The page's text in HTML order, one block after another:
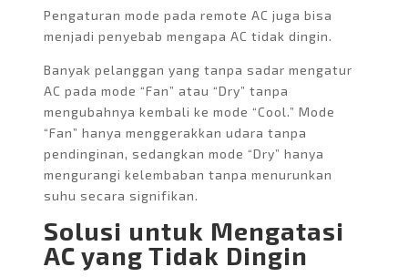
Pengaturan mode pada remote AC juga bisa
menjadi penyebab mengapa AC tidak dingin.
Banyak pelanggan yang tanpa sadar mengatur
AC pada mode “Fan” atau “Dry” tanpa
mengubahnya kembali ke mode “Cool.” Mode
“Fan” hanya menggerakkan udara tanpa
pendinginan, sedangkan mode “Dry” hanya
mengurangi kelembaban tanpa menurunkan
suhu secara signifikan.
Solusi untuk Mengatasi
AC yang Tidak Dingin